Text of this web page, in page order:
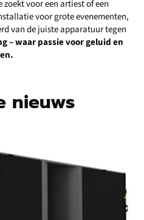
voor een artiest of een
voor grote evenementen,
van de juiste apparatuur tegen
– waar passie voor geluid en
nieuws